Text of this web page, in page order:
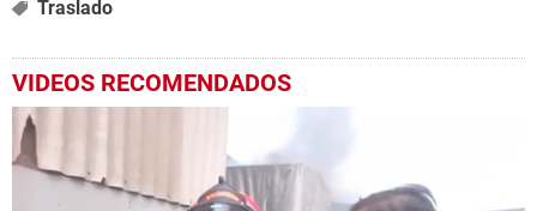
Traslado
VIDEOS RECOMENDADOS